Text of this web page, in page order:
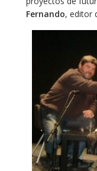
Fernando, editor